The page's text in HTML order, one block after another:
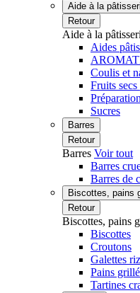
Aide à la
Retour
Aide à la
Aides
Coulis et
Fruits
Sucres
Barres
Retour
Barres Voir tout
Barres
Barres de
Biscottes, pains
Retour
Biscottes, pains
Biscottes
Croutons
Galettes
Pains
Tartines